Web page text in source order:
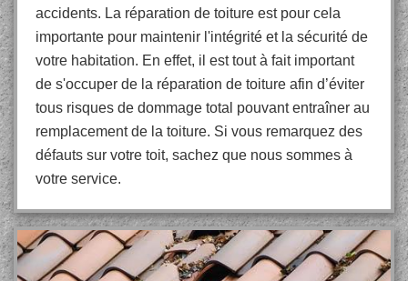
accidents. La réparation de toiture est pour cela
importante pour maintenir l'intégrité et la sécurité de
votre habitation. En effet, il est tout à fait important
de s'occuper de la réparation de toiture afin d’éviter
tous risques de dommage total pouvant entraîner au
remplacement de la toiture. Si vous remarquez des
défauts sur votre toit, sachez que nous sommes à
votre service.